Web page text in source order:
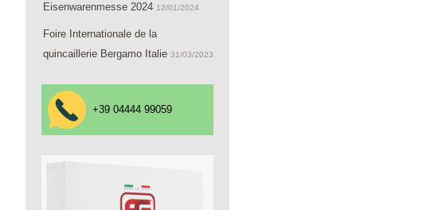
Eisenwarenmesse 2024 12/01/2024
Foire Internationale de la
quincaillerie Bergamo Italie 31/03/2023
+39 04444 99059